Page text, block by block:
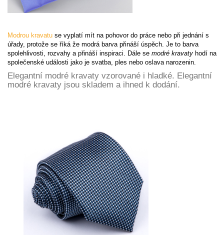
Modrou kravatu se vyplatí mít na pohovor do práce nebo při jednání s
úřady, protože se říká že modrá barva přináší úspěch. Je to barva
spolehlivosti, rozvahy a přináší inspiraci. Dále se modré kravaty hodí na
společenské události jako je svatba, ples nebo oslava narozenin.
Elegantní modré kravaty vzorované i hladké. Elegantní
modré kravaty jsou skladem a ihned k dodání.